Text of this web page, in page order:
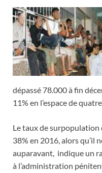
dépassé 78.000 à fin
11% en l’espace de
Le taux de surpopulation
38% en 2016, alors qu’il
auparavant, indique un
à l’administration